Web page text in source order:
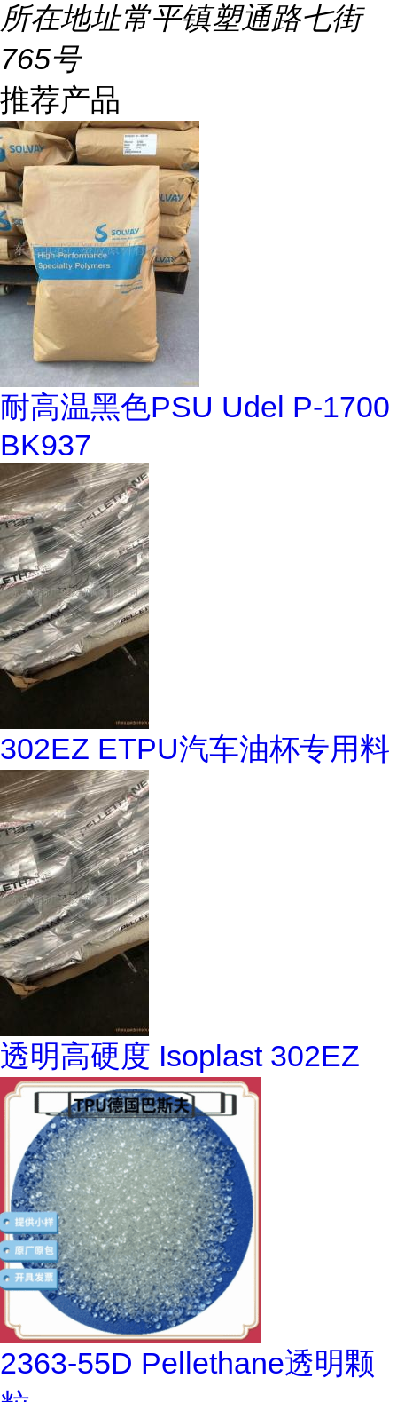
所在地址常平镇塑通路七街
765号
推荐产品
耐高温黑色PSU Udel P-1700
BK937
302EZ ETPU汽车油杯专用料
透明高硬度 Isoplast 302EZ
2363-55D Pellethane透明颗